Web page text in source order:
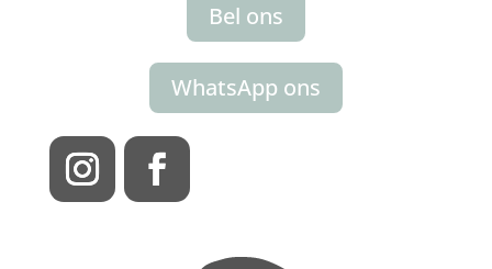
Bel ons
WhatsApp ons